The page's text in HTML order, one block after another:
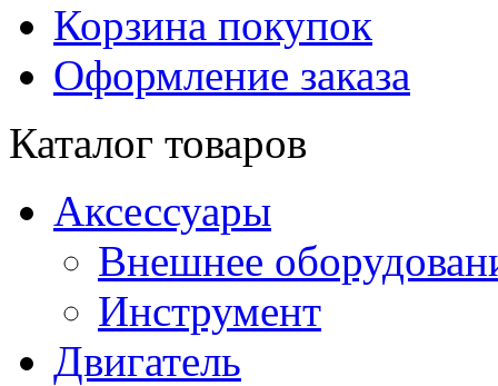
Корзина покупок
Оформление заказа
Каталог товаров
Аксессуары
Внешнее
Инструмент
Двигатель